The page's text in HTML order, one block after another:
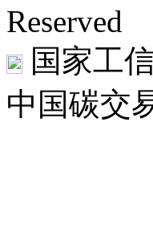
Reserved
国家工
中国碳交